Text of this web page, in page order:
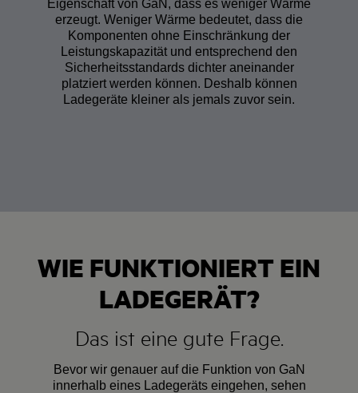
Eigenschaft von GaN, dass es weniger Wärme
erzeugt. Weniger Wärme bedeutet, dass die
Komponenten ohne Einschränkung der
Leistungskapazität und entsprechend den
Sicherheitsstandards dichter aneinander
platziert werden können. Deshalb können
Ladegeräte kleiner als jemals zuvor sein.
WIE FUNKTIONIERT EIN
LADEGERÄT?
Das ist eine gute Frage.
Bevor wir genauer auf die Funktion von GaN
innerhalb eines Ladegeräts eingehen, sehen